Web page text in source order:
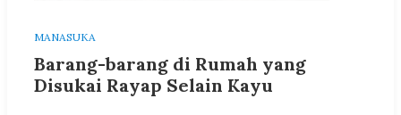
MANASUKA
Barang-barang di Rumah yang
Disukai Rayap Selain Kayu